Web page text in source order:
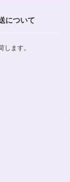
について
します。